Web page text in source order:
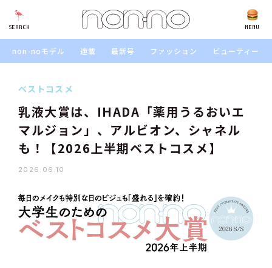
SEARCH MENU
SEARCH
non-noモデル 連載 最新号 ファッション ビューティー
ベストコスメ
乳液大賞は、IHADA「薬用うるおいエ
マルジョン」、アルビオン、シャネル
も！【2026上半期ベストコスメ】
2026.06.10